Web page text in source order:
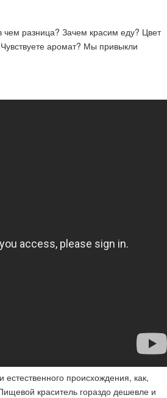
разница? Зачем красим еду? Цвет
аромат? Мы привыкли
происхождения, как,
краситель гораздо дешевле и